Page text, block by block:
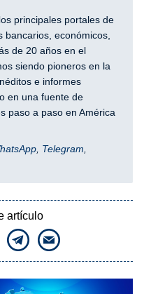
principales portales de
bancarios, económicos,
de 20 años en el
siendo pioneros en la
e informes
en una fuente de
paso a paso en América
, Telegram,
artículo